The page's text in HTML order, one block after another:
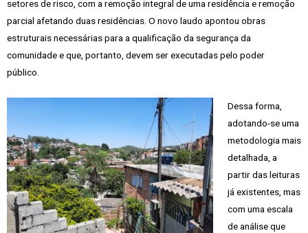
setores de risco, com a remoção integral de uma residência e remoção
parcial afetando duas residências. O novo laudo apontou obras
estruturais necessárias para a qualificação da segurança da
comunidade e que, portanto, devem ser executadas pelo poder
público.
Dessa forma,
adotando-se uma
metodologia mais
detalhada, a
partir das leituras
já existentes, mas
com uma escala
de análise que